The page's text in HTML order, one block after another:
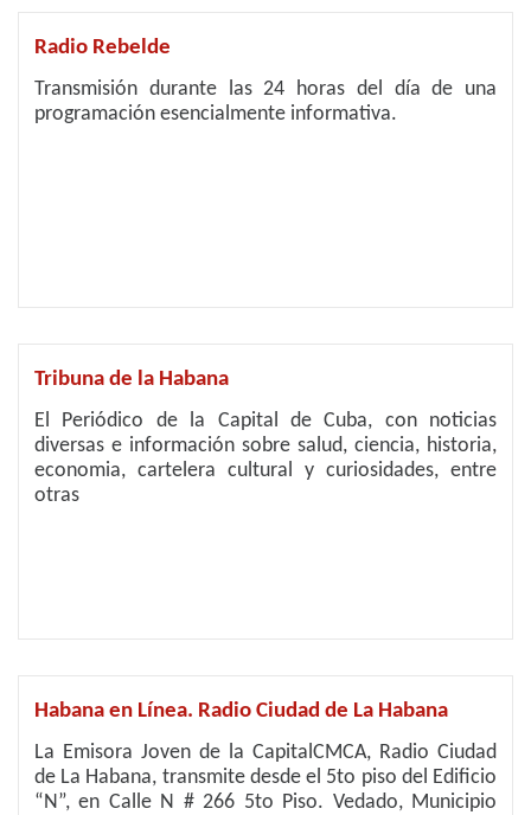
Radio Rebelde
Transmisión durante las 24 horas del día de una
programación esencialmente informativa.
Tribuna de la Habana
El Periódico de la Capital de Cuba, con noticias
diversas e información sobre salud, ciencia, historia,
economia, cartelera cultural y curiosidades, entre
otras
Habana en Línea. Radio Ciudad de La Habana
La Emisora Joven de la CapitalCMCA, Radio Ciudad
de La Habana, transmite desde el 5to piso del Edificio
“N”, en Calle N # 266 5to Piso. Vedado, Municipio